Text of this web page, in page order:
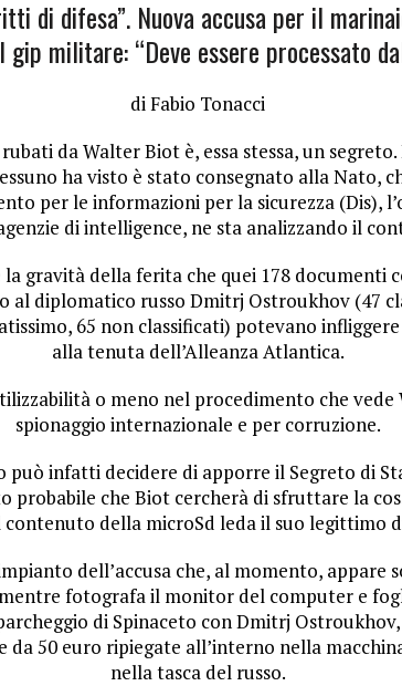
di difesa”. Nuova accusa per il
gip militare: “Deve essere processato
di Fabio Tonacci
da Walter Biot è, essa stessa, un
ha visto è stato consegnato alla Nato,
per le informazioni per la sicurezza (Dis),
di intelligence, ne sta analizzando il
la gravità della ferita che quei 178 documenti
al diplomatico russo Dmitrj Ostroukhov (47
65 non classificati) potevano
alla tenuta dell’Alleanza Atlantica.
o meno nel procedimento che
spionaggio internazionale e per corruzione.
può infatti decidere di apporre il Segreto di
probabile che Biot cercherà di sfruttare la
contenuto della microSd leda il suo legittimo
dell’accusa che, al momento, appare
fotografa il monitor del computer e
di Spinaceto con Dmitrj
da 50 euro ripiegate all’interno nella
nella tasca del russo.